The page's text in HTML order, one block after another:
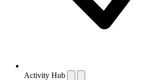
Activity Hub